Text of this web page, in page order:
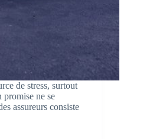
de stress, surtout
promise ne se
assureurs consiste